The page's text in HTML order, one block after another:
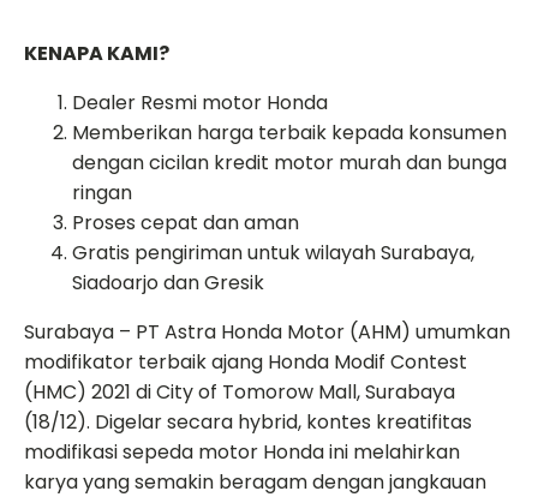
KENAPA KAMI?
Dealer Resmi motor Honda
Memberikan harga terbaik kepada konsumen
dengan cicilan kredit motor murah dan bunga
ringan
Proses cepat dan aman
Gratis pengiriman untuk wilayah Surabaya,
Siadoarjo dan Gresik
Surabaya – PT Astra Honda Motor (AHM) umumkan
modifikator terbaik ajang Honda Modif Contest
(HMC) 2021 di City of Tomorow Mall, Surabaya
(18/12). Digelar secara hybrid, kontes kreatifitas
modifikasi sepeda motor Honda ini melahirkan
karya yang semakin beragam dengan jangkauan